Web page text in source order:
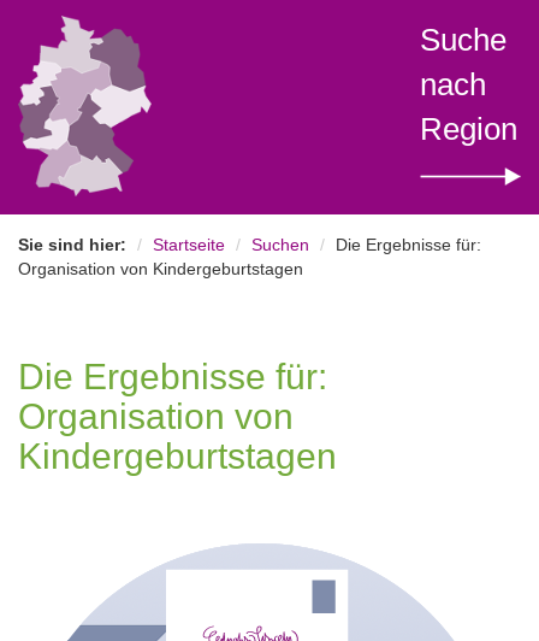
Suche
nach
Region
Sie sind hier: Startseite Suchen
Die Ergebnisse für:
Organisation von Kindergeburtstagen
Die Ergebnisse für:
Organisation von
Kindergeburtstagen